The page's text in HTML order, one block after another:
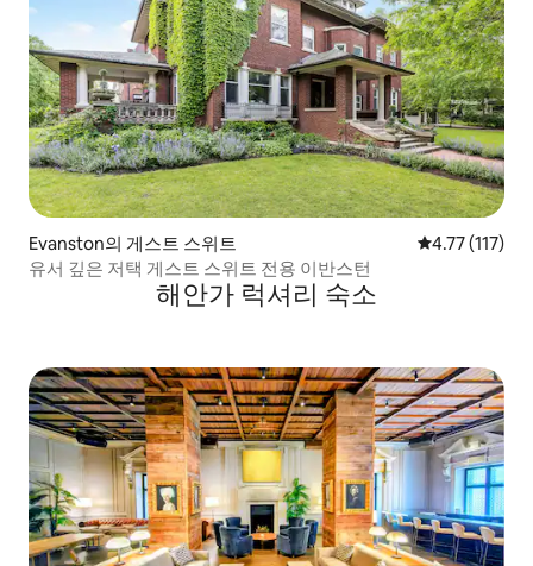
Evanston의 게스트 스위트 평점 4.77점(5
4.77 (117)
유서 깊은 저택 게스트 스위트 전용 이반스턴
해안가 럭셔리 숙소